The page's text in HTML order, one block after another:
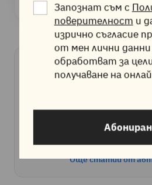
СТАТИЯ ОТ
Jump.BG
публикувани от
Още статии от
Запознат съм с
поверителност и
изрично съгласие
от мен лични данни
обработват за
получаване на